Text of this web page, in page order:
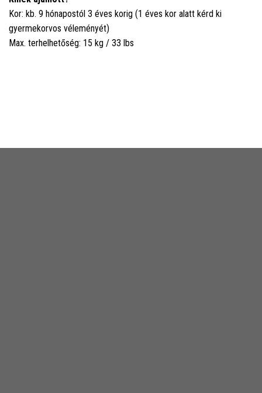
Kor: kb. 9 hónapostól 3 éves korig (1 éves kor alatt kérd ki
gyermekorvos véleményét)
Max. terhelhetőség: 15 kg / 33 lbs